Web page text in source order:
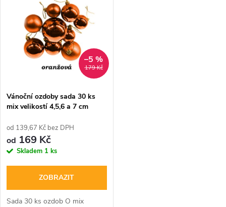
179 Kč
–5 %
Vánoční ozdoby sada 30 ks
mix velikostí 4,5,6 a 7 cm
od 139,67 Kč bez DPH
od 169 Kč
Skladem 1 ks
ZOBRAZIT
Sada 30 ks ozdob O mix